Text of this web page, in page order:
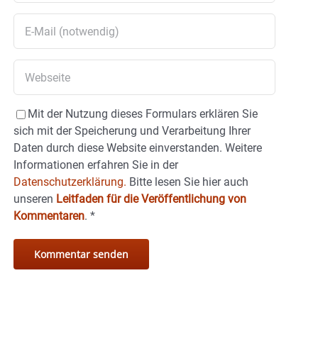
Mit der Nutzung dieses Formulars erklären Sie
sich mit der Speicherung und Verarbeitung Ihrer
Daten durch diese Website einverstanden. Weitere
Informationen erfahren Sie in der
Datenschutzerklärung. Bitte lesen Sie hier auch
unseren Leitfaden für die Veröffentlichung von
Kommentaren. *